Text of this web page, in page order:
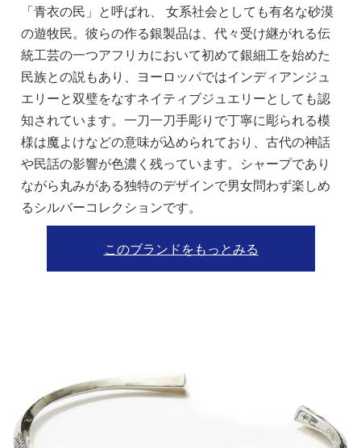
「青衣の民」と呼ばれ、 女系社会としても有名な砂漠
の遊牧民。彼らの作る銀製品は、代々受け継がれる伝
統工芸の一つアフリカにおいて初めて銀細工を始めた
民族との説もあり、ヨーロッパではインディアンジュ
エリーと双璧をなすネイティブジュエリーとしても認
知されています。一刀一刀手彫りで丁寧に彫られる模
様は魔よけなどの意味が込められており、古代の神話
や民話の影響が色濃く残っています。シャープであり
ながら丸みがある独特のデザインで男女問わず楽しめ
るシルバーコレクションです。
このブランドをもっとみる